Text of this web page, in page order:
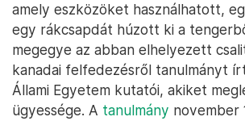
amely eszközöket használhatott,
egy rákcsapdát húzott ki a
megegye az abban elhelyezett
kanadai felfedezésről tanulmányt
Állami Egyetem kutatói, akiket
ügyessége. A tanulmány november